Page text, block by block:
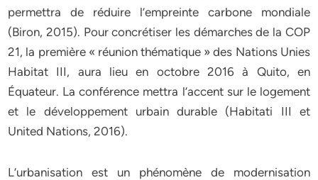
permettra de réduire l’empreinte carbone mondiale
(Biron, 2015). Pour concrétiser les démarches de la COP
21, la première « réunion thématique » des Nations Unies
Habitat III, aura lieu en octobre 2016 à Quito, en
Équateur. La conférence mettra l’accent sur le logement
et le développement urbain durable (Habitati III et
United Nations, 2016).
L’urbanisation est un phénomène de modernisation